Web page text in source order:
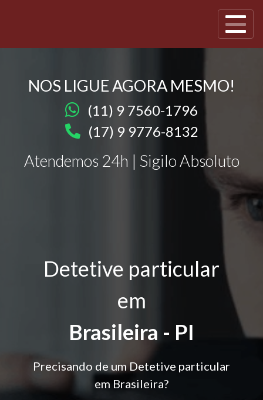
NOS LIGUE AGORA MESMO!
(11) 9 7560-1796
(17) 9 9776-8132
Atendemos 24h | Sigilo Absoluto
Detetive particular
em
Brasileira - PI
Precisando de um Detetive particular
em Brasileira?